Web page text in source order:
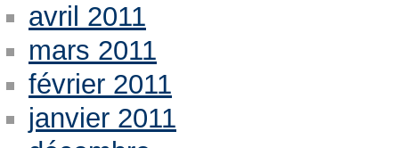
avril 2011
mars 2011
février 2011
janvier 2011